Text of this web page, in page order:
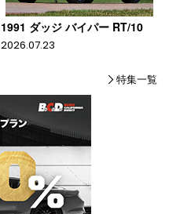
1991 ダッジ バイパー RT/10
2026.07.23
特集一覧